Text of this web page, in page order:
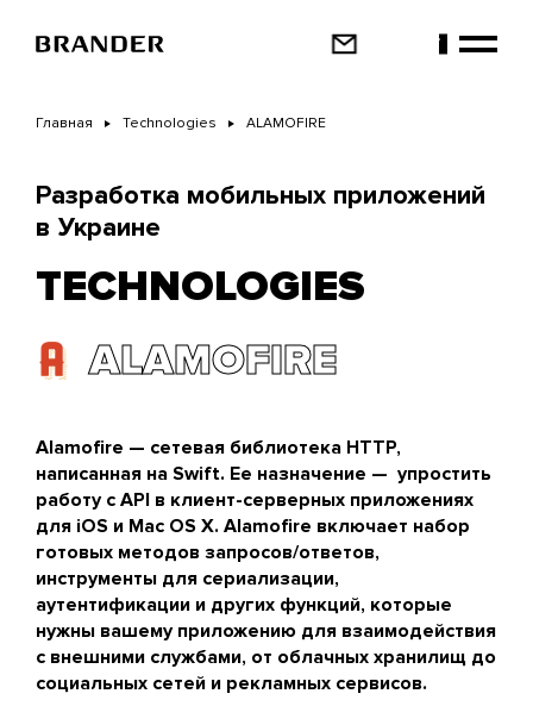
основному
Главная Technologies ALAMOFIRE
Разработка мобильных приложений
в Украине
TECHNOLOGIES
ALAMOFIRE
Alamofire — сетевая библиотека HTTP,
написанная на Swift. Ее назначение — упростить
работу с API в клиент-серверных приложениях
для iOS и Mac OS X. Alamofire включает набор
готовых методов запросов/ответов,
инструменты для сериализации,
аутентификации и других функций, которые
нужны вашему приложению для взаимодействия
с внешними службами, от облачных хранилищ до
социальных сетей и рекламных сервисов.